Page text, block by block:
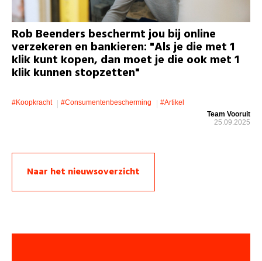
Rob Beenders beschermt jou bij online
verzekeren en bankieren: "Als je die met 1
klik kunt kopen, dan moet je die ook met 1
klik kunnen stopzetten"
#koopkracht #consumentenbescherming
#artikel
Team Vooruit
25.09.2025
Naar het nieuwsoverzicht